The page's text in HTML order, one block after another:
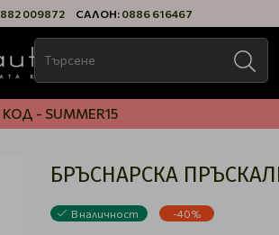
009872 САЛОН: 0886 616467
КОД - SUMMER15
БРЪСНАРСКА
В наличност -40%